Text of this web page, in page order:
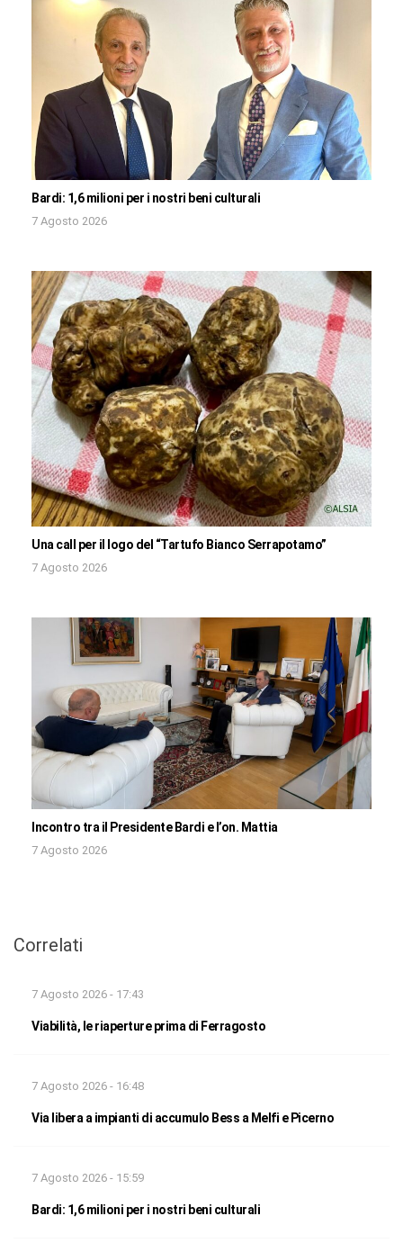
Bardi: 1,6 milioni per i nostri beni culturali
7 Agosto 2026
Una call per il logo del “Tartufo Bianco Serrapotamo”
7 Agosto 2026
Incontro tra il Presidente Bardi e l’on. Mattia
7 Agosto 2026
Correlati
7 Agosto 2026 - 17:43
Viabilità, le riaperture prima di Ferragosto
7 Agosto 2026 - 16:48
Via libera a impianti di accumulo Bess a Melfi e Picerno
7 Agosto 2026 - 15:59
Bardi: 1,6 milioni per i nostri beni culturali